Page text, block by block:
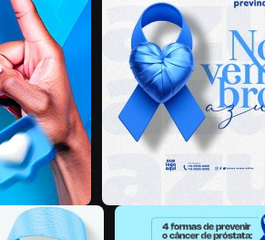
D L